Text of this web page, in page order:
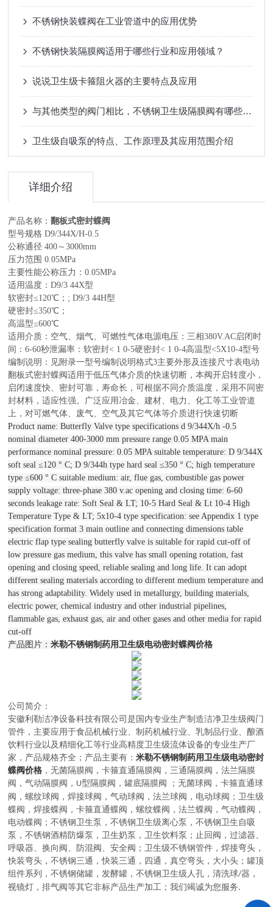
不锈钢快装蝶阀在工业管道中的应用优势
不锈钢快装隔膜阀适用于哪些行业和应用领域？
说说卫生级卡箍阻火器的主要特点及应用
与其他类型的阀门相比，不锈钢卫生级隔膜阀有哪些优势？
卫生级自吸泵的特点、工作原理及其应用范围介绍
详细介绍
产品名称 ：翻板式密封蝶阀
型号规格 D9/344X/H-0.5
公称通径 400～3000mm
压力范围 0.05MPa
主要性能公称压力：0.05MPa
适用温度：D9/3 44X型
软密封≤120℃；; D9/3 44H型
硬密封≤350℃；
高温型≤600℃
适用介质：空气、烟气、可燃性气体电源电压：三相380V.AC启闭时
间：6-60秒泄漏率：软密封< 1 0-5硬密封< 1 0-4高温型<5X10-4型号
编制说明：见附录一型号编制说明格式3主要外形及连接尺寸表电动
翻板式密封蝶阀适用于低压气体介质的快速切断，本阀开启转度小，
启闭速度快、密封可靠，寿命长，可根据不同介质温度，采用不同密
封材料，适应性强。广泛应用冶金、建材、电力、化工等工业管道
上，对可燃气体、废气、空气及其它气体等介质进行快速切断
Product name: Butterfly Valve type specifications d 9/344X/h -0.5
nominal diameter 400-3000 mm pressure range 0.05 MPA main
performance nominal pressure: 0.05 MPA suitable temperature: D 9/344X
soft seal ≤120 ° C; D 9/344h type hard seal ≤350 ° C; high temperature
type ≤600 ° C suitable medium: air, flue gas, combustible gas power
supply voltage: three-phase 380 v.ac opening and closing time: 6-60
seconds leakage rate: Soft Seal & LT; 10-5 Hard Seal & Lt 10-4 High
Temperature Type & LT; 5x10-4 type specification: see Appendix 1 type
specification format 3 main outline and connecting dimensions table
electric flap type sealing butterfly valve is suitable for rapid cut-off of
low pressure gas medium, this valve has small opening rotation, fast
opening and closing speed, reliable sealing and long life. It can adopt
different sealing materials according to different medium temperature and
has strong adaptability. Widely used in metallurgy, building materials,
electric power, chemical industry and other industrial pipelines,
flammable gas, exhaust gas, air and other gases and other media for rapid
cut-off
产品图片：米勒不锈钢制药用卫生级电动密封蝶阀价格
公司简介：
安徽利勒洁净设备科技有限公司是 国内专业生产制造洁净卫生级阀门
管件，主要应用于食品机械行业、制药机械行业、乳制品行业、酿酒
饮料行业以及精细化工等行业高精度卫生级流体设备的专业生产厂
家， 产品规格齐全；产品主要有：米勒不锈钢制药用卫生级电动密封
蝶阀价格 ，无菌隔膜阀 ，卡箍直通隔膜阀，三通隔膜阀，法兰隔膜
阀，气动隔膜阀， U型隔膜阀，罐底隔膜阀 ；无菌球阀 ，卡箍直通球
阀，螺纹球阀，焊接球阀，气动球阀，法兰球阀，电动球阀 ；卫生级
蝶阀 ，焊接蝶阀，卡箍直通蝶阀，螺纹蝶阀，法兰蝶阀，气动蝶阀，
电动蝶阀 ；不锈钢卫生泵 ，不锈钢卫生级离心泵，不锈钢卫生自吸
泵，不锈钢酒精防爆泵，卫生奶泵，卫生饮料泵 ； 止回阀，过滤器、
呼吸器、换向阀、防混阀、安全阀 ；卫生级不锈钢管件 ，焊接弯头，
快装弯头，不锈钢三通，快装三通，四通，真空弯头，大小头 ；罐顶
组件系列 ，不锈钢储罐，发酵罐，不锈钢卫生级人孔，清洗球/器，
视镜灯，排气阀等其它非标产品生产加工 ；我们竭诚为您服务.